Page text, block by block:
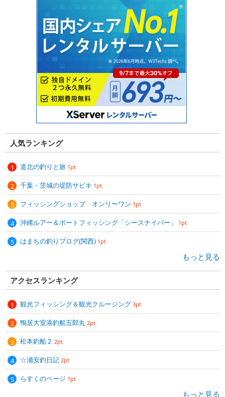
人気ランキング
道北の釣りと旅 1pt
千葉・茨城の堤防サビキ 1pt
フィッシングショップ オンリーワン 1pt
沖縄ルアー＆ボートフィッシング「シースナイパー」 1pt
はまちの釣りブログ(関西) 1pt
もっと見る
アクセスランキング
観光フィッシング＆観光クルージング 3pt
鴨居大室港釣船五郎丸 2pt
松本釣船２ 2pt
☆浦安釣日記 2pt
らすくのページ 1pt
もっと見る